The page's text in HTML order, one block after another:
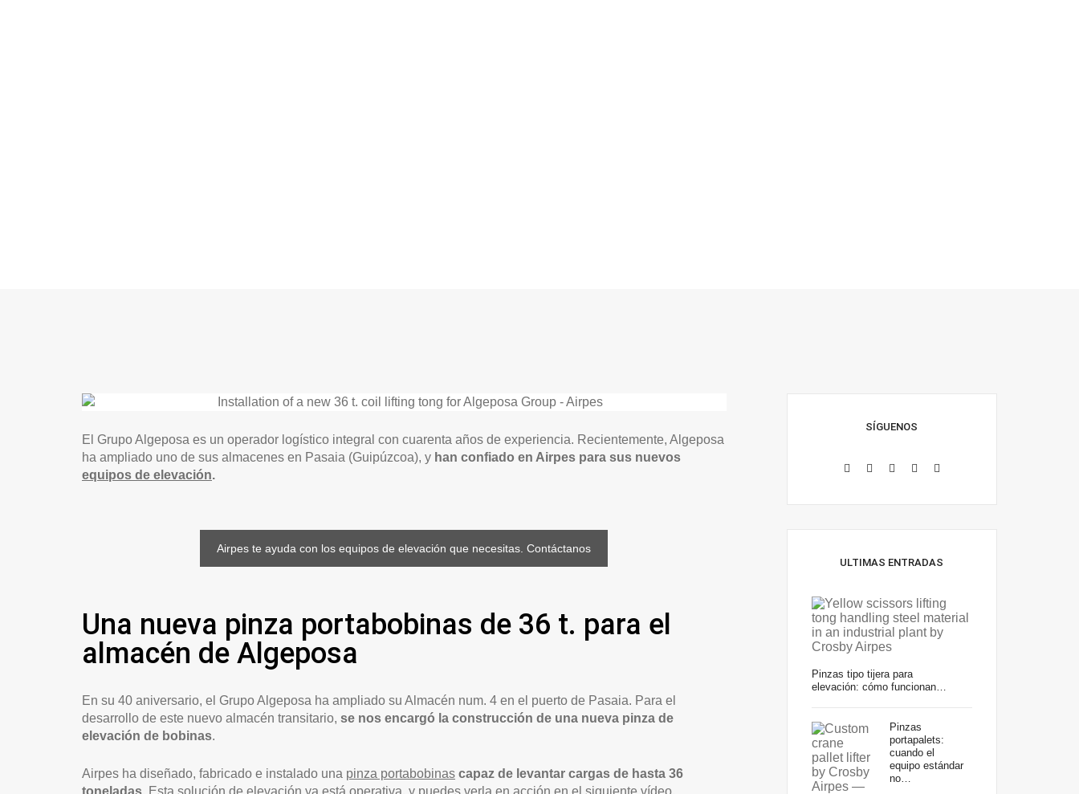
El Grupo Algeposa es un operador logístico integral con cuarenta años de experiencia. Recientemente, Algeposa
ha ampliado uno de sus almacenes en Pasaia (Guipúzcoa), y han confiado en Airpes para sus nuevos
equipos de elevación.
Airpes te ayuda con los equipos de elevación que necesitas. Contáctanos
Una nueva pinza portabobinas de 36 t. para el
almacén de Algeposa
En su 40 aniversario, el Grupo Algeposa ha ampliado su Almacén num. 4 en el puerto de Pasaia. Para el
desarrollo de este nuevo almacén transitario, se nos encargó la construcción de una nueva pinza de
elevación de bobinas.
Airpes ha diseñado, fabricado e instalado una pinza portabobinas capaz de levantar cargas de hasta 36
toneladas. Esta solución de elevación ya está operativa, y puedes verla en acción en el siguiente vídeo.
SÍGUENOS
ULTIMAS ENTRADAS
Pinzas tipo tijera para
elevación: cómo funcionan…
Pinzas
portapalets:
cuando el
equipo estándar
no…